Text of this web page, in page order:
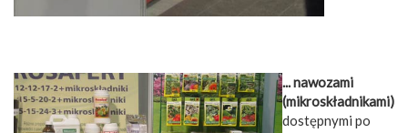
... nawozami
(mikroskładnikami)
dostępnymi po